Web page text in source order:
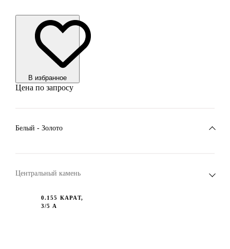
В избранноe
Цена по запросу
Белый - Золото
Центральный камень
0.155 КАРАТ,
3/5 А